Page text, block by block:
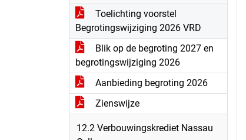
Toelichting voorstel
Begrotingswijziging 2026 VRD
Blik op de begroting 2027 en
begrotingswijziging 2026
Aanbieding begroting 2026
Zienswijze
12.2 Verbouwingskrediet Nassau